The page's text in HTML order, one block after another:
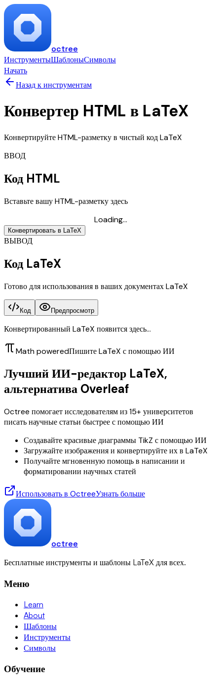
octree
ИнструментыШаблоныСимволы
Начать
Назад к инструментам
Конвертер HTML в LaTeX
Конвертируйте HTML-разметку в чистый код LaTeX
ВВОД
Код HTML
Вставьте вашу HTML-разметку здесь
Loading...
Конвертировать в LaTeX
ВЫВОД
Код LaTeX
Готово для использования в ваших документах LaTeX
Код Предпросмотр
Конвертированный LaTeX появится здесь...
Math poweredПишите LaTeX с помощью ИИ
Лучший ИИ-редактор LaTeX,
альтернатива Overleaf
Octree помогает исследователям из 15+ университетов
писать научные статьи быстрее с помощью ИИ
Создавайте красивые диаграммы TikZ с помощью ИИ
Загружайте изображения и конвертируйте их в LaTeX
Получайте мгновенную помощь в написании и
форматировании научных статей
Использовать в OctreeУзнать больше
octree
Бесплатные инструменты и шаблоны LaTeX для всех.
Меню
Learn
About
Шаблоны
Инструменты
Символы
Обучение